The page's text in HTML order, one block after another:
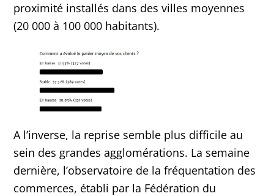
proximité installés dans des villes moyennes
(20 000 à 100 000 habitants).
A l’inverse, la reprise semble plus difficile au
sein des grandes agglomérations. La semaine
dernière, l’observatoire de la fréquentation des
commerces, établi par la Fédération du